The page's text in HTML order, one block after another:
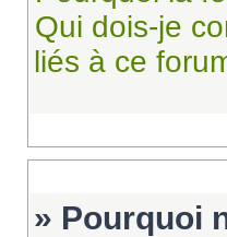
Qui dois-je
liés à ce
» Pourquoi